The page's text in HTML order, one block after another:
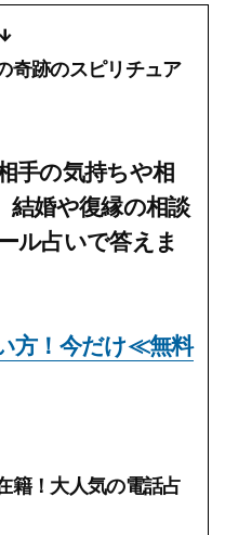
奇跡のスピリチュア
手の気持ちや相
結婚や復縁の相談
ル占いで答えま
方！今だけ≪無料
籍！大人気の電話占